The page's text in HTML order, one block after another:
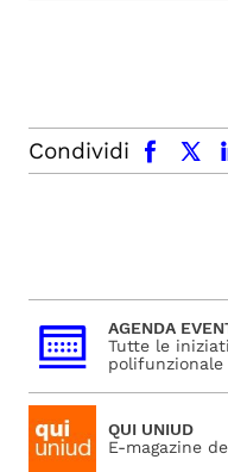
Condividi
facebook x.com linkedin
AGENDA
Tutte le
polifunzionale
QUI UNIUD
E-magazine